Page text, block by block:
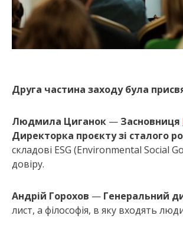
Друга частина заходу була
Людмила Циганок — Засновниця
Директорка проєкту зі сталого
складові ESG (Environmental Social
довіру.
Андрій Горохов — Генеральний
лист, а філософія, в яку входять